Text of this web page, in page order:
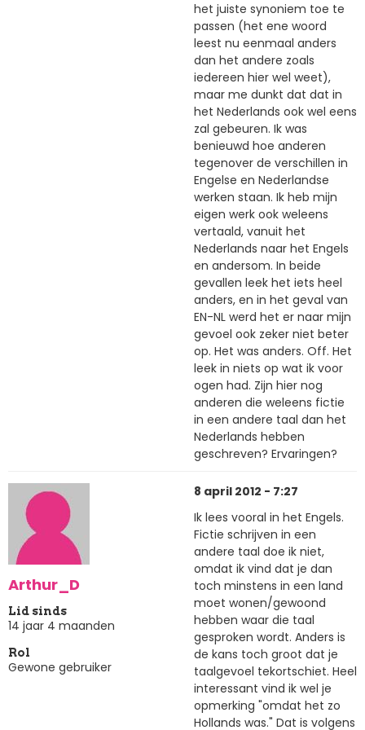
het juiste synoniem toe te
passen (het ene woord
leest nu eenmaal anders
dan het andere zoals
iedereen hier wel weet),
maar me dunkt dat dat in
het Nederlands ook wel eens
zal gebeuren. Ik was
benieuwd hoe anderen
tegenover de verschillen in
Engelse en Nederlandse
werken staan. Ik heb mijn
eigen werk ook weleens
vertaald, vanuit het
Nederlands naar het Engels
en andersom. In beide
gevallen leek het iets heel
anders, en in het geval van
EN-NL werd het er naar mijn
gevoel ook zeker niet beter
op. Het was anders. Off. Het
leek in niets op wat ik voor
ogen had. Zijn hier nog
anderen die weleens fictie
in een andere taal dan het
Nederlands hebben
geschreven? Ervaringen?
Arthur_D
Lid sinds
14 jaar 4 maanden
Rol
Gewone gebruiker
8 april 2012 - 7:27
Ik lees vooral in het Engels.
Fictie schrijven in een
andere taal doe ik niet,
omdat ik vind dat je dan
toch minstens in een land
moet wonen/gewoond
hebben waar die taal
gesproken wordt. Anders is
de kans toch groot dat je
taalgevoel tekortschiet. Heel
interessant vind ik wel je
opmerking "omdat het zo
Hollands was." Dat is volgens